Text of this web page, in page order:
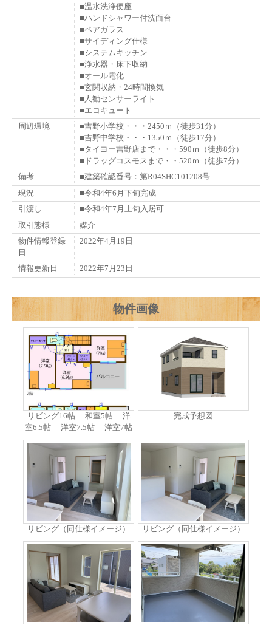
■温水洗浄便座
■ハンドシャワー付洗面台
■ペアガラス
■サイディング仕様
■システムキッチン
■浄水器・床下収納
■オール電化
■玄関収納・24時間換気
■人勧センサーライト
■エコキュート
周辺環境
■吉野小学校・・・2450ｍ（徒歩31分）
■吉野中学校・・・1350ｍ（徒歩17分）
■タイヨー吉野店まで・・・590ｍ（徒歩8分）
■ドラッグコスモスまで・・520ｍ（徒歩7分）
備考
■建築確認番号：第R04SHC101208号
現況
■令和4年6月下旬完成
引渡し
■令和4年7月上旬入居可
取引態様
媒介
物件情報登録
日
2022年4月19日
情報更新日 2022年7月23日
物件画像
リビング16帖 和室5帖 洋
室6.5帖 洋室7.5帖 洋室7帖
完成予想図
リビング（同仕様イメージ） リビング（同仕様イメージ）